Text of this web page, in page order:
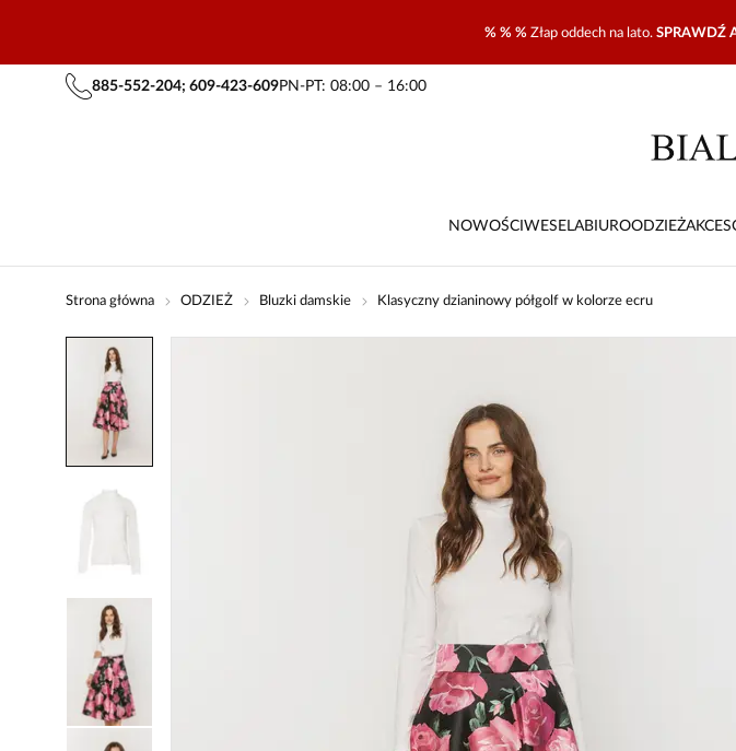
% % % Złap oddech na lato. SPRAWDŹ
885-552-204; 609-423-609PN-PT: 08:00 – 16:00
NOWOŚCI WESELABIUROODZIEŻ
Strona główna ODZIEŻ Bluzki damskie Klasyczny dzianinowy półgolf w kolorze ecru